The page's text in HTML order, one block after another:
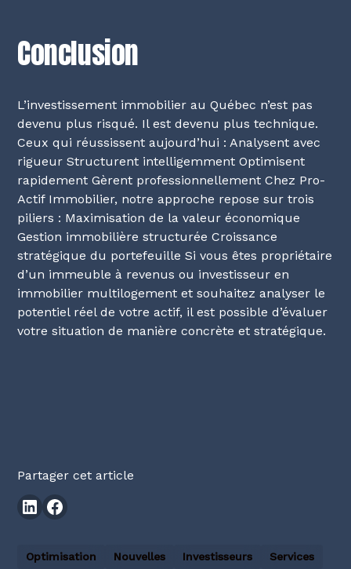
Conclusion
L’investissement immobilier au Québec n’est pas
devenu plus risqué. Il est devenu plus technique.
Ceux qui réussissent aujourd’hui : Analysent avec
rigueur Structurent intelligemment Optimisent
rapidement Gèrent professionnellement Chez Pro-
Actif Immobilier, notre approche repose sur trois
piliers : Maximisation de la valeur économique
Gestion immobilière structurée Croissance
stratégique du portefeuille Si vous êtes propriétaire
d’un immeuble à revenus ou investisseur en
immobilier multilogement et souhaitez analyser le
potentiel réel de votre actif, il est possible d’évaluer
votre situation de manière concrète et stratégique.
Partager cet article
Optimisation Nouvelles Investisseurs Services